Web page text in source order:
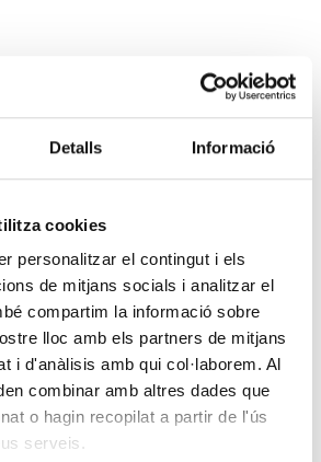
Detalls Informació
cookies
personalitzar el contingut i els
de mitjans socials i analitzar el
compartim la informació sobre
lloc amb els partners de mitjans
i d'anàlisis amb qui col·laborem. Al
combinar amb altres dades que
o hagin recopilat a partir de l'ús
serveis.